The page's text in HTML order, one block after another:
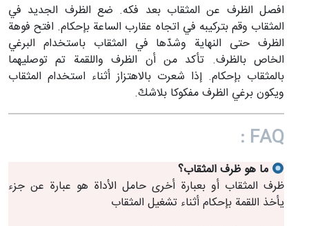
افصل الظرف عن المثقاب بعد فكه. ضع الظرف الجديد في
المثقاب وقم بتركيبه في اتجاه عقارب الساعة بإحكام. افتح فوهة
الظرف حتى النهاية وشدّها في المثقاب باستخدام البرغي
الخاص بالظرف. تأكد من أن الظرف واللقمة تم توصليهما
بالمثقاب بإحكام. إذا شعرت بالاهتزاز أثناء استخدام المثقاب
ويكون برغي الظرف مفكوكا بلاشكّ.
FAQ :
ما هو ظرف المثقاب؟
ظرف المثقاب أو بعبارة أخرى حامل الأداة هو عبارة عن جزء
يأخذ اللقمة بإحكام أثناء تشغيل المثقاب